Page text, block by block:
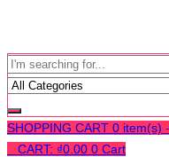
SHOPPING CART 0 item(s) -
CART: ₫0.00 0 Cart